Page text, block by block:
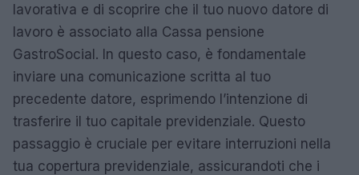
lavorativa e di scoprire che il tuo nuovo datore di
lavoro è associato alla Cassa pensione
GastroSocial. In questo caso, è fondamentale
inviare una comunicazione scritta al tuo
precedente datore, esprimendo l’intenzione di
trasferire il tuo capitale previdenziale. Questo
passaggio è cruciale per evitare interruzioni nella
tua copertura previdenziale, assicurandoti che i